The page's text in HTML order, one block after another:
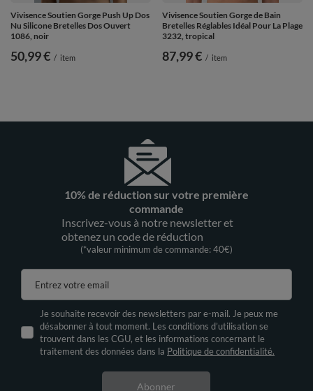
Vivisence Soutien Gorge Push Up Dos
Nu Silicone Bretelles Dos Ouvert
1086, noir
50,99 € / item
Vivisence Soutien Gorge de Bain
Bretelles Réglables Idéal Pour La Plage
3232, tropical
87,99 € / item
10% de réduction sur votre première
commande
Inscrivez-vous à notre newsletter et
obtenez un code de réduction
(*valeur minimum de commande: 40€)
Entrez votre email
Je souhaite recevoir des newsletters par e-mail. Je peux me
désabonner à tout moment. Les conditions d’utilisation se
trouvent dans les CGU, et les informations concernant le
traitement des données dans la Politique de confidentialité.
Abonner